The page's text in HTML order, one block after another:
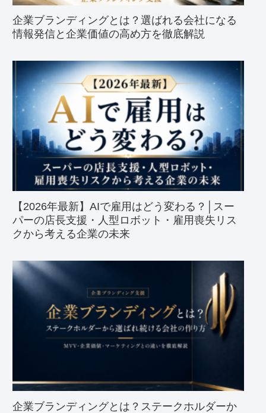
企業ブランディングとは？選ばれる会社になる
情報発信と企業価値の高め方を徹底解説
【2026年最新】AIで雇用はどう変わる？│スー
パーの店長支援・人型ロボット・雇用喪失リス
クから考える企業の未来
企業ブランディングとは？ステークホルダーか